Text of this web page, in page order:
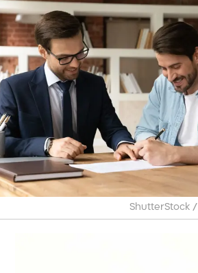
/
ShutterStock